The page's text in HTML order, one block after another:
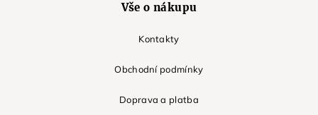
Vše o nákupu
Kontakty
Obchodní podmínky
Doprava a platba